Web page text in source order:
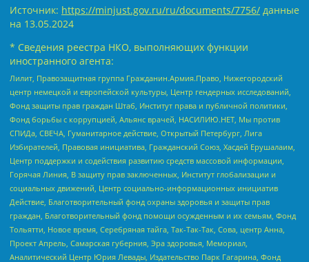
Источник: https://minjust.gov.ru/ru/documents/7756/ данные
на 13.05.2024
* Сведения реестра НКО, выполняющих функции
иностранного агента:
Лилит, Правозащитная группа Гражданин.Армия.Право, Нижегородский
центр немецкой и европейской культуры, Центр гендерных исследований,
Фонд защиты прав граждан Штаб, Институт права и публичной политики,
Фонд борьбы с коррупцией, Альянс врачей, НАСИЛИЮ.НЕТ, Мы против
СПИДа, СВЕЧА, Гуманитарное действие, Открытый Петербург, Лига
Избирателей, Правовая инициатива, Гражданский Союз, Хасдей Ерушалаим,
Центр поддержки и содействия развитию средств массовой информации,
Горячая Линия, В защиту прав заключенных, Институт глобализации и
социальных движений, Центр социально-информационных инициатив
Действие, Благотворительный фонд охраны здоровья и защиты прав
граждан, Благотворительный фонд помощи осужденным и их семьям, Фонд
Тольятти, Новое время, Серебряная тайга, Так-Так-Так, Сова, центр Анна,
Проект Апрель, Самарская губерния, Эра здоровья, Мемориал,
Аналитический Центр Юрия Левады, Издательство Парк Гагарина, Фонд